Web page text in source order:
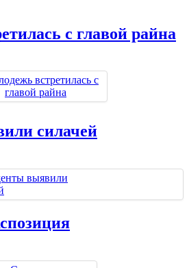
с главой райна
силачей